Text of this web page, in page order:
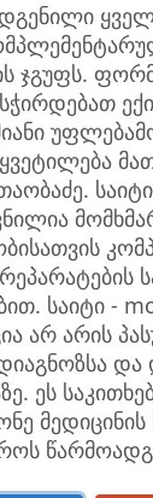
ინოვაციური
ჯგუფს.
საიტი -
არ არის
და
ეს